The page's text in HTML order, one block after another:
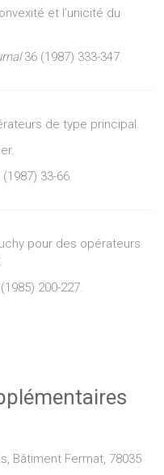
et l’unicité du
36 (1987) 333-347.
de type principal.
33-66.
pour des opérateurs
200-227.
Bâtiment Fermat, 78035